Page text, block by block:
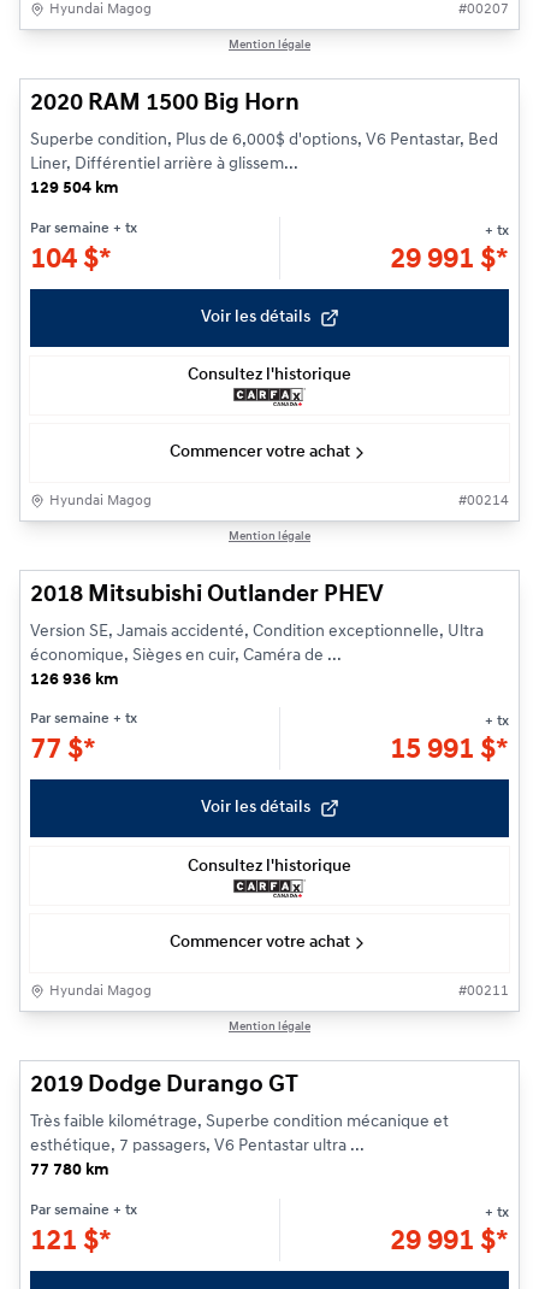
Hyundai Magog #00207
Mention légale
2020 RAM 1500 Big Horn
Superbe condition, Plus de 6,000$ d'options, V6 Pentastar, Bed
Liner, Différentiel arrière à glissem...
129 504 km
Par semaine + tx
104 $*
+ tx
29 991 $*
Voir les détails
Consultez l'historique
Commencer votre achat
Hyundai Magog #00214
Mention légale
2018 Mitsubishi Outlander PHEV
Version SE, Jamais accidenté, Condition exceptionnelle, Ultra
économique, Sièges en cuir, Caméra de ...
126 936 km
Par semaine + tx
77 $*
+ tx
15 991 $*
Voir les détails
Consultez l'historique
Commencer votre achat
Hyundai Magog #00211
Mention légale
2019 Dodge Durango GT
Très faible kilométrage, Superbe condition mécanique et
esthétique, 7 passagers, V6 Pentastar ultra ...
77 780 km
Par semaine + tx
121 $*
+ tx
29 991 $*